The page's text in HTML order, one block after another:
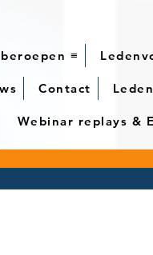
≡
Contact
Webinar replays &